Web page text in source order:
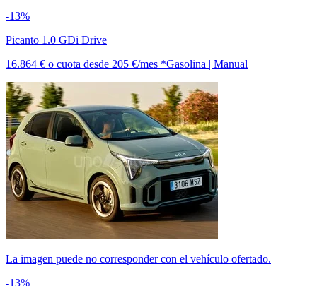
-13%
Picanto 1.0 GDi Drive
16.864 € o cuota desde 205 €/mes *Gasolina | Manual
La imagen puede no corresponder con el vehículo ofertado.
-13%